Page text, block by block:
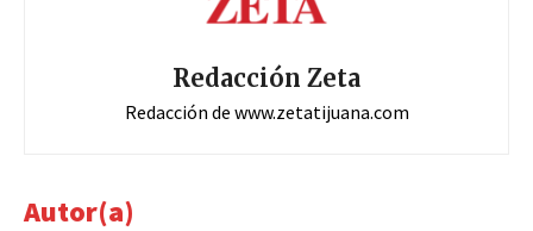
Redacción Zeta
Redacción de www.zetatijuana.com
Autor(a)